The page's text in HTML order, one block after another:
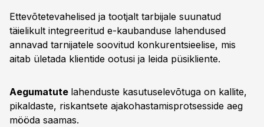
Ettevõtetevahelised ja tootjalt tarbijale suunatud
täielikult integreeritud e-kaubanduse lahendused
annavad tarnijatele soovitud konkurentsieelise, mis
aitab ületada klientide ootusi ja leida püsikliente.
Aegumatute lahenduste kasutuselevõtuga on kallite,
pikaldaste, riskantsete ajakohastamisprotsesside aeg
mööda saamas.